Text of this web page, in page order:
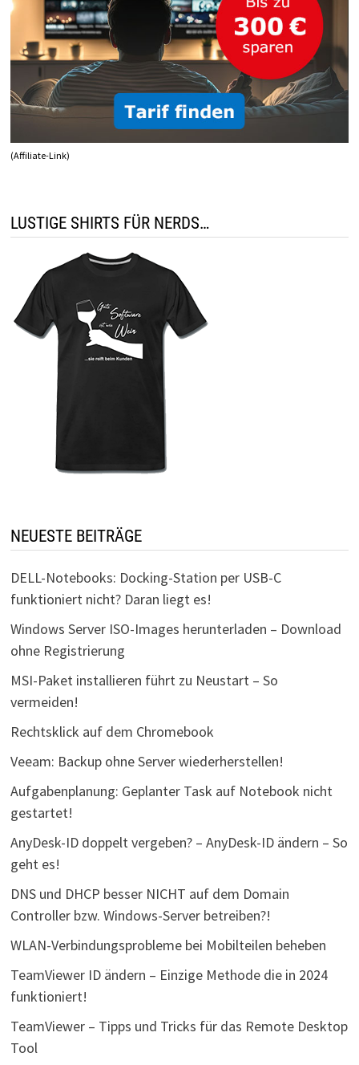
(Affiliate-Link)
LUSTIGE SHIRTS FÜR NERDS…
NEUESTE BEITRÄGE
DELL-Notebooks: Docking-Station per USB-C
funktioniert nicht? Daran liegt es!
Windows Server ISO-Images herunterladen – Download
ohne Registrierung
MSI-Paket installieren führt zu Neustart – So
vermeiden!
Rechtsklick auf dem Chromebook
Veeam: Backup ohne Server wiederherstellen!
Aufgabenplanung: Geplanter Task auf Notebook nicht
gestartet!
AnyDesk-ID doppelt vergeben? – AnyDesk-ID ändern – So
geht es!
DNS und DHCP besser NICHT auf dem Domain
Controller bzw. Windows-Server betreiben?!
WLAN-Verbindungsprobleme bei Mobilteilen beheben
TeamViewer ID ändern – Einzige Methode die in 2024
funktioniert!
TeamViewer – Tipps und Tricks für das Remote Desktop
Tool